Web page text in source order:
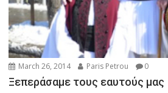
March 26, 2014 Paris Petrou 0
Ξεπεράσαμε τους εαυτούς μας